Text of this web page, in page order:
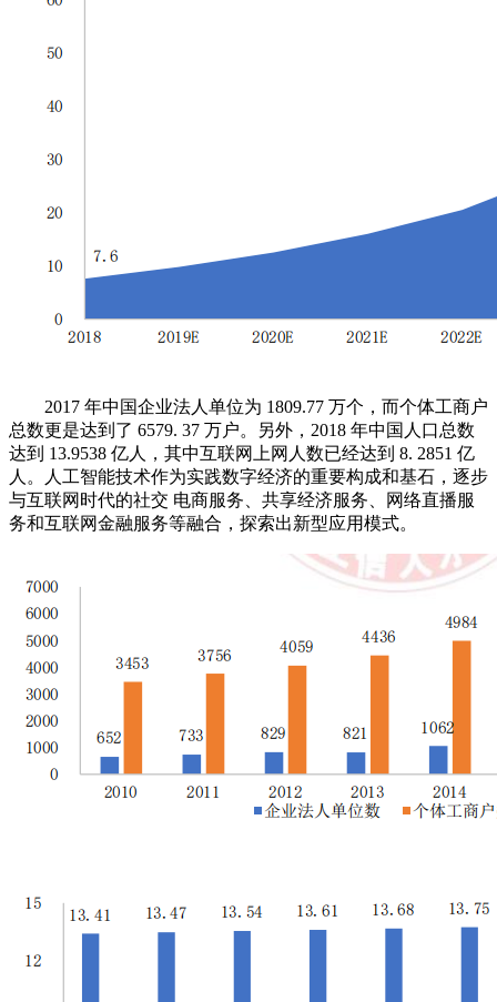
2017 年中国企业法人单位为 1809.77 万个，而个体工商户
总数更是达到了 6579. 37 万户。另外，2018 年中国人口总数
达到 13.9538 亿人，其中互联网上网人数已经达到 8. 2851 亿
人。人工智能技术作为实践数字经济的重要构成和基石，逐步
与互联网时代的社交 电商服务、共享经济服务、网络直播服
务和互联网金融服务等融合，探索出新型应用模式。